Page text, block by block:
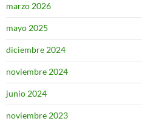
marzo 2026
mayo 2025
diciembre 2024
noviembre 2024
junio 2024
noviembre 2023